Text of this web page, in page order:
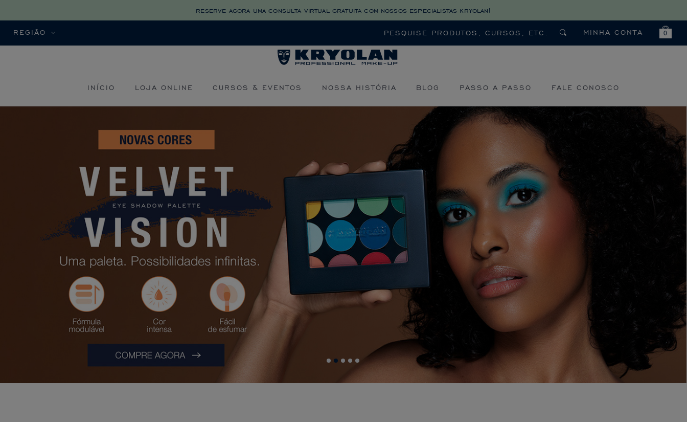
reserve agora uma consulta virtual gratuita com nossos especialistas kryolan!
REGIÃO MINHA CONTA 0
INÍCIO LOJA ONLINE CURSOS & EVENTOS NOSSA HISTÓRIA BLOG PASSO A PASSO FALE CONOSCO